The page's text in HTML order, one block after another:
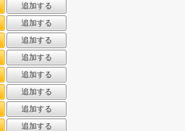
追加する
追加する
追加する
追加する
追加する
追加する
追加する
追加する